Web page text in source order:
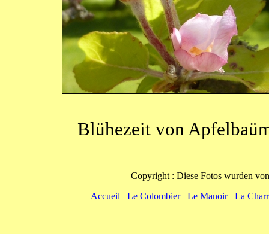
Blühezeit von
Copyright : Diese Fotos wurden
Accueil
Le Colombier Le Manoir La